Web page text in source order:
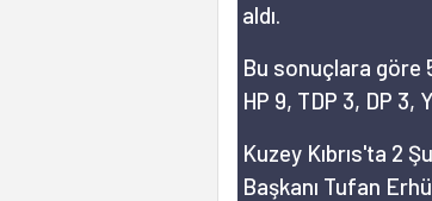
aldı.
Bu sonuçlara göre
HP 9, TDP 3, DP
Kuzey Kıbrıs'ta 2
Başkanı Tufan